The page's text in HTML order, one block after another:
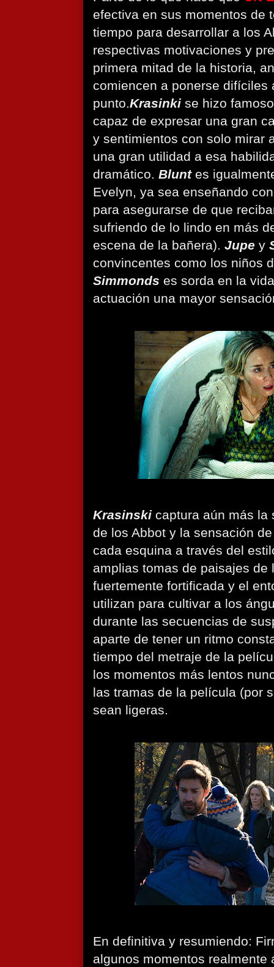
efectiva en sus momentos de
tiempo para desarrollar a los
respectivas motivaciones y
primera mitad de la historia,
comiencen a ponerse difíciles
punto.Krasinki se hizo
capaz de expresar una gran
y sentimientos con solo mirar
una gran utilidad a esa
dramático. Bluntes
Evelyn, ya sea enseñando
para asegurarse de que
sufriendo de lo lindo en más
escena de la bañera). Jupe y
convincentes como los niños
Simmonds es sorda en la
actuación una mayor
Krasinski captura aún más la
de los Abbot y la sensación
cada esquina a través del
amplias tomas de paisajes de
fuertemente fortificada y el
utilizan para cultivar a los
durante las secuencias de
aparte de tener un ritmo
tiempo del metraje de la
los momentos más lentos
las tramas de la película (por
sean ligeras.
En definitiva y resumiendo:
algunos momentos